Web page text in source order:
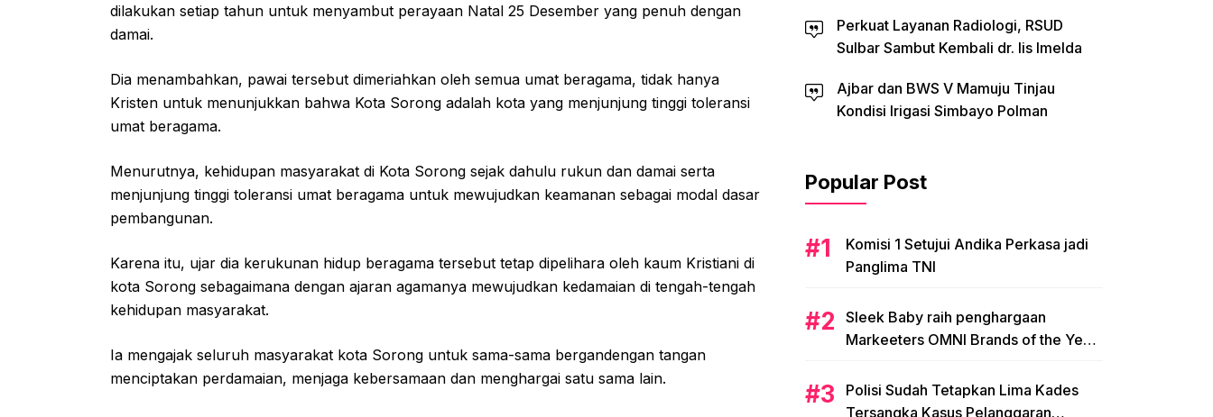
dilakukan setiap tahun untuk menyambut perayaan Natal 25 Desember yang penuh dengan
damai.
Dia menambahkan, pawai tersebut dimeriahkan oleh semua umat beragama, tidak hanya
Kristen untuk menunjukkan bahwa Kota Sorong adalah kota yang menjunjung tinggi toleransi
umat beragama.
Menurutnya, kehidupan masyarakat di Kota Sorong sejak dahulu rukun dan damai serta
menjunjung tinggi toleransi umat beragama untuk mewujudkan keamanan sebagai modal dasar
pembangunan.
Karena itu, ujar dia kerukunan hidup beragama tersebut tetap dipelihara oleh kaum Kristiani di
kota Sorong sebagaimana dengan ajaran agamanya mewujudkan kedamaian di tengah-tengah
kehidupan masyarakat.
Ia mengajak seluruh masyarakat kota Sorong untuk sama-sama bergandengan tangan
menciptakan perdamaian, menjaga kebersamaan dan menghargai satu sama lain.
Perkuat Layanan Radiologi, RSUD
Sulbar Sambut Kembali dr. Iis Imelda
Ajbar dan BWS V Mamuju Tinjau
Kondisi Irigasi Simbayo Polman
Popular Post
Komisi 1 Setujui Andika Perkasa jadi
Panglima TNI
Sleek Baby raih penghargaan
Markeeters OMNI Brands of the Year
Polisi Sudah Tetapkan Lima Kades
Tersangka Kasus Pelanggaran